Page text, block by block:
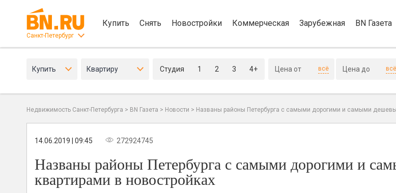
Санкт-Петербург
Купить Снять Новостройки Коммерческая Зарубежная BN Газета
Купить Квартиру Студия 1 2 3 4+ всё всё
Недвижимость Санкт-Петербурга > BN Газета > Новости > Названы районы Петербурга с самыми дорогими и самыми
14.06.2019 | 09:45 272924745
Названы районы Петербурга с самыми дорогими и
квартирами в новостройках